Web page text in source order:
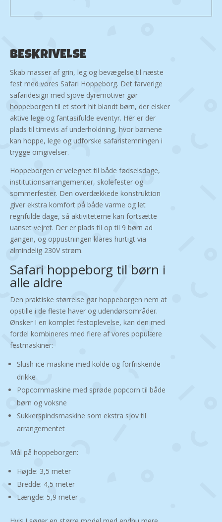
BESKRIVELSE
Skab masser af grin, leg og bevægelse til næste
fest med vores Safari Hoppeborg. Det farverige
safaridesign med sjove dyremotiver gør
hoppeborgen til et stort hit blandt børn, der elsker
aktive lege og fantasifulde eventyr. Her er der
plads til timevis af underholdning, hvor børnene
kan hoppe, lege og udforske safaristemningen i
trygge omgivelser.
Hoppeborgen er velegnet til både fødselsdage,
institutionsarrangementer, skolefester og
sommerfester. Den overdækkede konstruktion
giver ekstra komfort på både varme og let
regnfulde dage, så aktiviteterne kan fortsætte
uanset vejret. Der er plads til op til 9 børn ad
gangen, og oppustningen klares hurtigt via
almindelig 230V strøm.
Safari hoppeborg til børn i
alle aldre
Den praktiske størrelse gør hoppeborgen nem at
opstille i de fleste haver og udendørsområder.
Ønsker I en komplet festoplevelse, kan den med
fordel kombineres med flere af vores populære
festmaskiner:
Slush ice-maskine med kolde og forfriskende
drikke
Popcornmaskine med sprøde popcorn til både
børn og voksne
Sukkerspindsmaskine som ekstra sjov til
arrangementet
Mål på hoppeborgen:
Højde: 3,5 meter
Bredde: 4,5 meter
Længde: 5,9 meter